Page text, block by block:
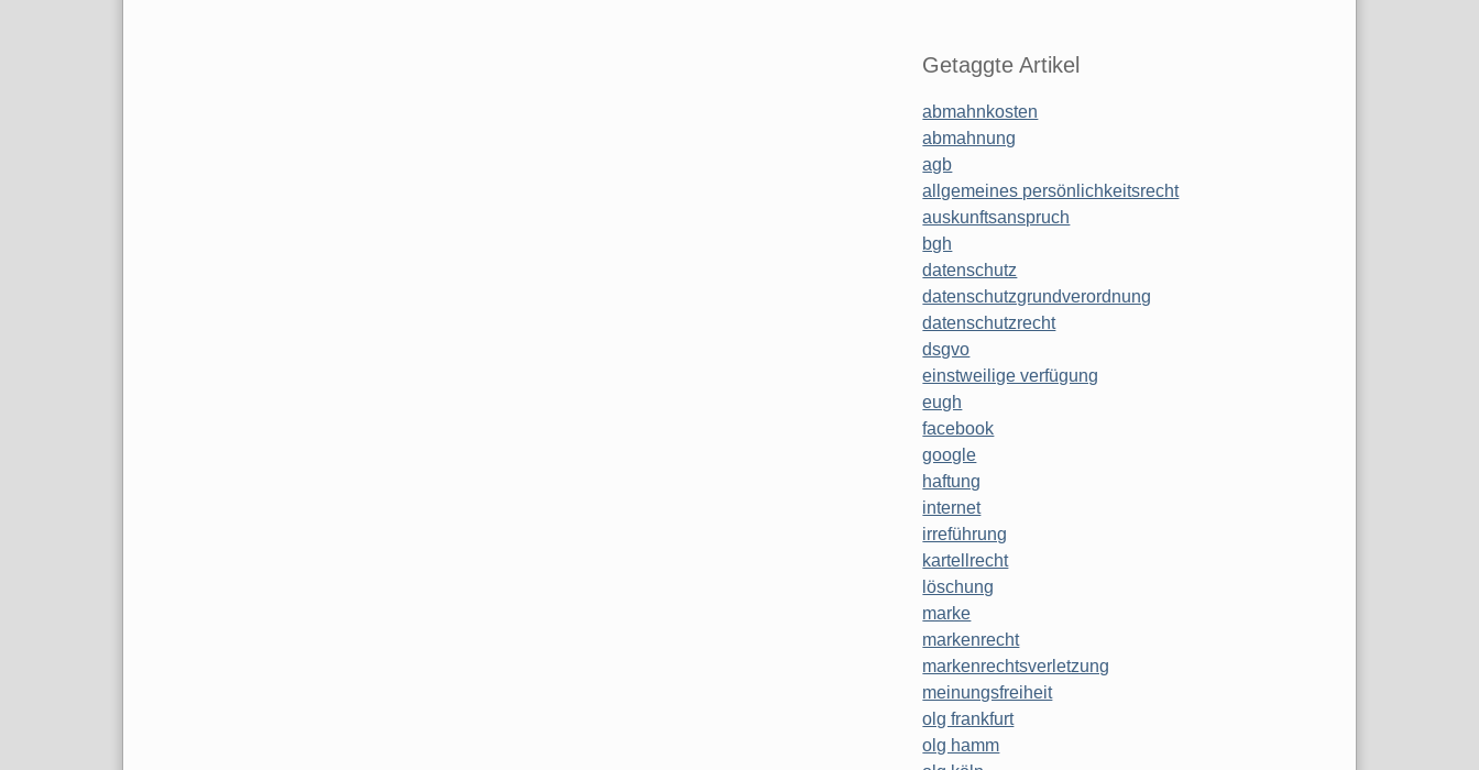
Getaggte Artikel
abmahnkosten
abmahnung
agb
allgemeines persönlichkeitsrecht
auskunftsanspruch
bgh
datenschutz
datenschutzgrundverordnung
datenschutzrecht
dsgvo
einstweilige verfügung
eugh
facebook
google
haftung
internet
irreführung
kartellrecht
löschung
marke
markenrecht
markenrechtsverletzung
meinungsfreiheit
olg frankfurt
olg hamm